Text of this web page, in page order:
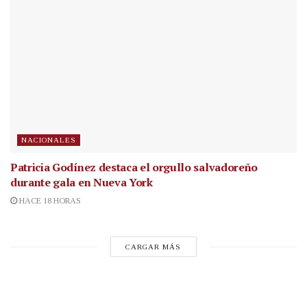
NACIONALES
Patricia Godínez destaca el orgullo salvadoreño
durante gala en Nueva York
HACE 18 HORAS
CARGAR MÁS